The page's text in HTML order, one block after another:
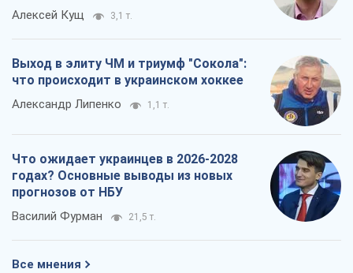
Алексей Кущ 3,1 т.
Выход в элиту ЧМ и триумф "Сокола":
что происходит в украинском хоккее
Александр Липенко 1,1 т.
Что ожидает украинцев в 2026-2028
годах? Основные выводы из новых
прогнозов от НБУ
Василий Фурман 21,5 т.
Все мнения